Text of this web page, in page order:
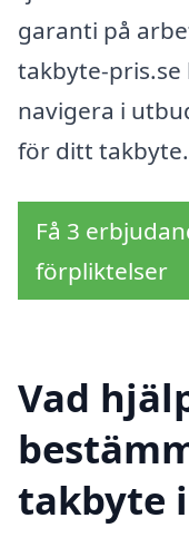
garanti på
takbyte-
navigera i
för ditt takbyte.
Få 3
förpliktelser
Vad
takbyte